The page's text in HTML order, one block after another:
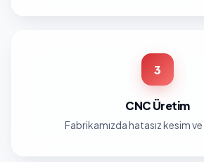
3
CNC Üretim
Fabrikamızda hatasız kesim